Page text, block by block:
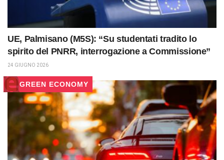
UE, Palmisano (M5S): “Su studentati tradito lo
spirito del PNRR, interrogazione a Commissione”
24 GIUGNO 2026
GREEN ECONOMY